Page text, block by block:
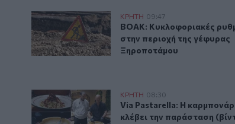
ΒΟΑΚ: Κυκλοφοριακές ρυθμίσεις στην
ΚΡΗΤΗ 09:47
ΒΟΑΚ: Κυκλοφοριακές
ΒΟΑΚ: Κυκλοφοριακές
στην περιοχή της γέφυρας
Ξηροποτάμου
Via Pastarella: Η καρμπονάρα που κλέβει την
ΚΡΗΤΗ 08:30
Via Pastarella: Η
Via Pastarella: Η
κλέβει την παράσταση